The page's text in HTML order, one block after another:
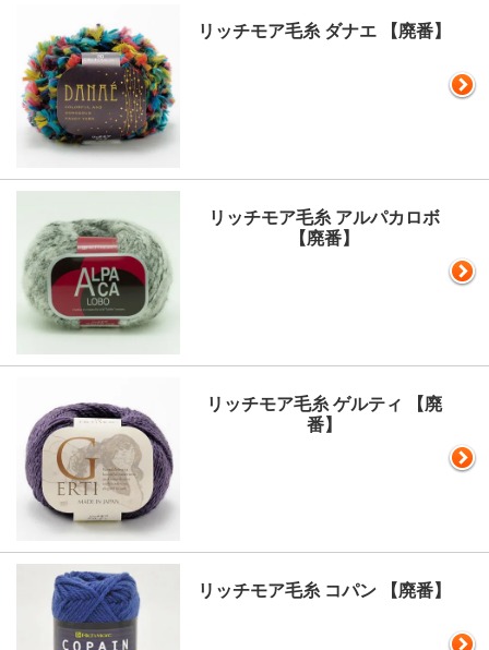
リッチモア毛糸 ダナエ 【廃番】
リッチモア毛糸 アルパカロボ
【廃番】
リッチモア毛糸 ゲルティ 【廃
番】
リッチモア毛糸 コパン 【廃番】